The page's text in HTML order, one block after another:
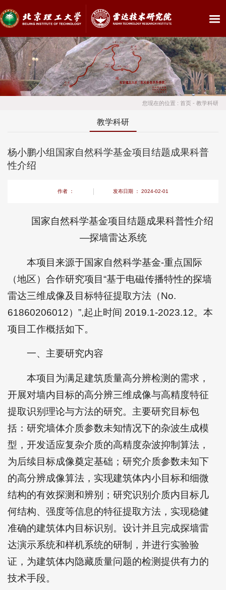
您现在的位置 : 首页 - 教学科研
教学科研
杨小鹏小组国家自然科学基金项目结题成果科普
性介绍
作者 ： 发布日期 ： 2024-02-01
国家自然科学基金项目结题成果科普性介绍
—探墙雷达系统
本项目来源于国家自然科学基金-重点国际
（地区）合作研究项目“基于电磁传播特性的探墙
雷达三维成像及目标特征提取方法（No.
61860206012）”,起止时间 2019.1-2023.12。本
项目工作概括如下。
一、主要研究内容
本项目为满足建筑质量高分辨检测的需求，
开展对墙内目标的高分辨三维成像与高精度特征
提取识别理论与方法的研究。主要研究目标包
括：研究墙体介质参数未知情况下的杂波生成模
型，开发适应复杂介质的高精度杂波抑制算法，
为后续目标成像奠定基础；研究介质参数未知下
的高分辨成像算法，实现建筑体内小目标和细微
结构的有效探测和辨别；研究识别介质内目标几
何结构、强度等信息的特征提取方法，实现稳健
准确的建筑体内目标识别。设计并且完成探墙雷
达演示系统和样机系统的研制，并进行实验验
证，为建筑体内隐藏质量问题的检测提供有力的
技术手段。